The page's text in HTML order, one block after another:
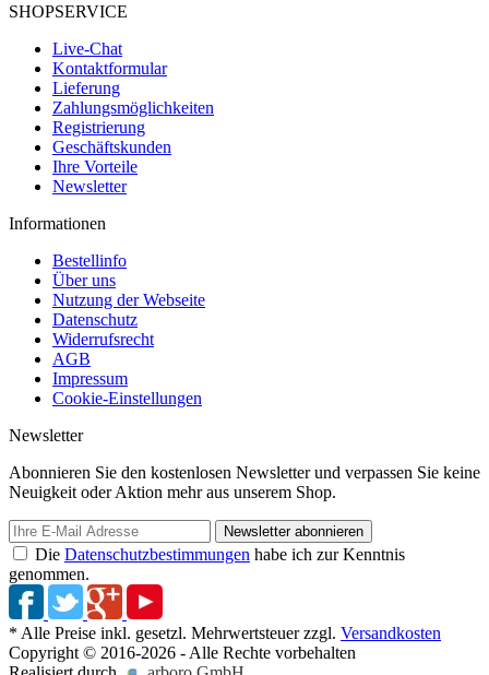
SHOPSERVICE
Live-Chat
Kontaktformular
Lieferung
Zahlungsmöglichkeiten
Registrierung
Geschäftskunden
Ihre Vorteile
Newsletter
Informationen
Bestellinfo
Über uns
Nutzung der Webseite
Datenschutz
Widerrufsrecht
AGB
Impressum
Cookie-Einstellungen
Newsletter
Abonnieren Sie den kostenlosen Newsletter und verpassen Sie keine
Neuigkeit oder Aktion mehr aus unserem Shop.
Newsletter abonnieren
Die Datenschutzbestimmungen habe ich zur Kenntnis
genommen.
* Alle Preise inkl. gesetzl. Mehrwertsteuer zzgl. Versandkosten
Copyright © 2016-2026 - Alle Rechte vorbehalten